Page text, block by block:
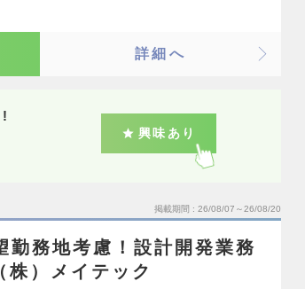
詳細へ
興味あり
掲載期間 26/08/07～26/08/20
勤務地考慮！設計開発業務
）メイテック